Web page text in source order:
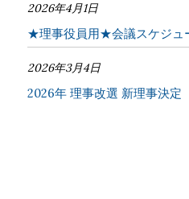
2026年4月1日
★理事役員用★会議スケジュ
2026年3月4日
2026年 理事改選 新理事決定